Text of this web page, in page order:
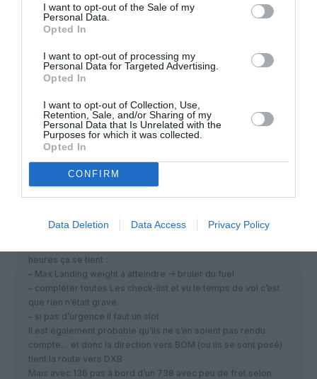
I want to opt-out of the Sale of my
Personal Data.
Opted In
I want to opt-out of processing my
Personal Data for Targeted Advertising.
Opted In
I want to opt-out of Collection, Use,
Retention, Sale, and/or Sharing of my
Personal Data that Is Unrelated with the
Purposes for which it was collected.
Opted In
CONFIRM
Data Deletion Data Access Privacy Policy
commenté :
32 min
Mais MAX, c’est la tendance générale, et pas qu’en
Inde! Le progrès et l’avenir inéluctable, diront
certains…
heures ça se tient :
– Max Landing weight à atteindre -> bruler du fuel
– compléter toutes Les check-list et vu le temps de vol c’est
que rien n’était grave.
– si pas d’urgence il faut un slot
Il est également probable qu’ils ne s’en soient pas rendu
compte… et donc la direction vers BOM (ou ils se sont posé)
tient la route vers DXB
Mais avec 136 pas à bord d’un 738 avec peu de fret selon